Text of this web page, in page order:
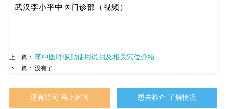
武汉李小平中医门诊部（视频）
上一篇： 李中医呼吸贴使用说明及相关穴位介绍
下一篇： 没有了
还有疑问 马上咨询 想去检查 了解情况